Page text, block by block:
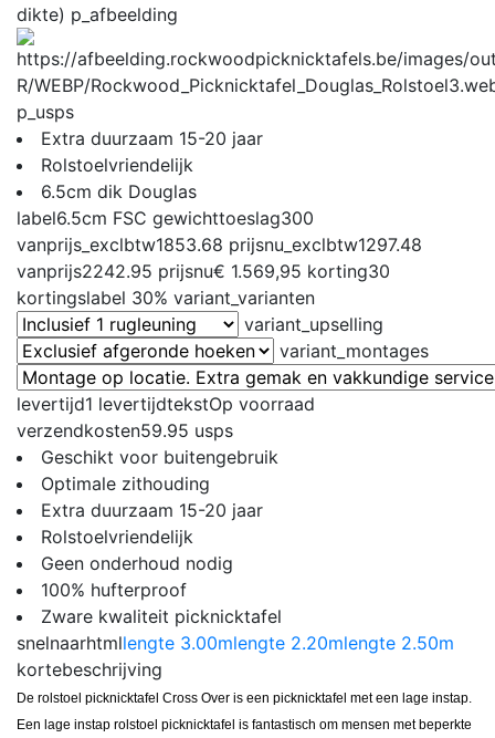
dikte) p_afbeelding
p_usps
Extra duurzaam 15-20 jaar
Rolstoelvriendelijk
6.5cm dik Douglas
label6.5cm FSC gewichttoeslag300
vanprijs_exclbtw1853.68 prijsnu_exclbtw1297.48
vanprijs2242.95 prijsnu€ 1.569,95 korting30
kortingslabel 30% variant_varianten
variant_upselling
variant_montages
levertijd1 levertijdtekstOp voorraad
verzendkosten59.95 usps
Geschikt voor buitengebruik
Optimale zithouding
Extra duurzaam 15-20 jaar
Rolstoelvriendelijk
Geen onderhoud nodig
100% hufterproof
Zware kwaliteit picknicktafel
snelnaarhtmllengte 3.00mlengte 2.20mlengte 2.50m
kortebeschrijving
De rolstoel picknicktafel Cross Over is een picknicktafel met een lage instap.
Een lage instap rolstoel picknicktafel is fantastisch om mensen met beperkte